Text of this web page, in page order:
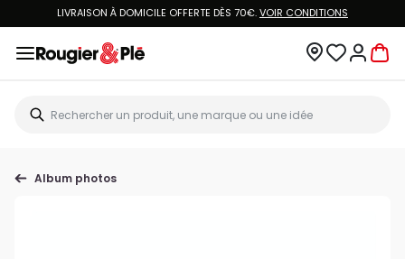
LIVRAISON À DOMICILE OFFERTE DÈS 70€.VOIR CONDITIONS
Album photos